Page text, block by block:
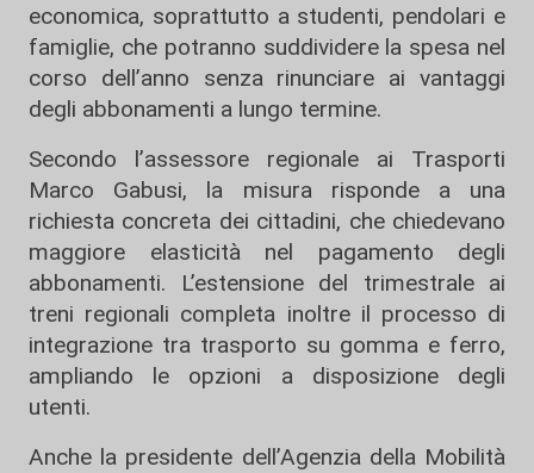
economica, soprattutto a studenti, pendolari e
famiglie, che potranno suddividere la spesa nel
corso dell’anno senza rinunciare ai vantaggi
degli abbonamenti a lungo termine.
Secondo l’assessore regionale ai Trasporti
Marco Gabusi, la misura risponde a una
richiesta concreta dei cittadini, che chiedevano
maggiore elasticità nel pagamento degli
abbonamenti. L’estensione del trimestrale ai
treni regionali completa inoltre il processo di
integrazione tra trasporto su gomma e ferro,
ampliando le opzioni a disposizione degli
utenti.
Anche la presidente dell’Agenzia della Mobilità